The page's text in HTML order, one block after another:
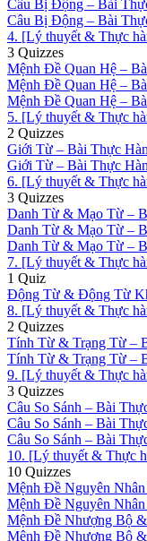
Câu Bị Động – Bài
Câu Bị Động – Bài
4. [Lý thuyết & Thực
3 Quizzes
Mệnh Đề Quan Hệ –
Mệnh Đề Quan Hệ –
Mệnh Đề Quan Hệ –
5. [Lý thuyết & Thực
2 Quizzes
Giới Từ – Bài Thực
Giới Từ – Bài Thực
6. [Lý thuyết & Thực
3 Quizzes
Danh Từ & Mạo Từ –
Danh Từ & Mạo Từ –
Danh Từ & Mạo Từ –
7. [Lý thuyết & Thực
1 Quiz
Động Từ & Động Từ
8. [Lý thuyết & Thực
2 Quizzes
Tính Từ & Trạng Từ –
Tính Từ & Trạng Từ –
9. [Lý thuyết & Thực
3 Quizzes
Câu So Sánh – Bài
Câu So Sánh – Bài
Câu So Sánh – Bài
10. [Lý thuyết & Thực
10 Quizzes
Mệnh Đề Nguyên
Mệnh Đề Nguyên
Mệnh Đề Nhượng Bộ
Mệnh Đề Nhượng Bộ